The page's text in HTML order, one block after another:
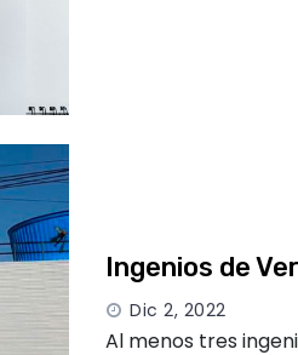
Ingenios de
Dic 2, 2022
Al menos tres